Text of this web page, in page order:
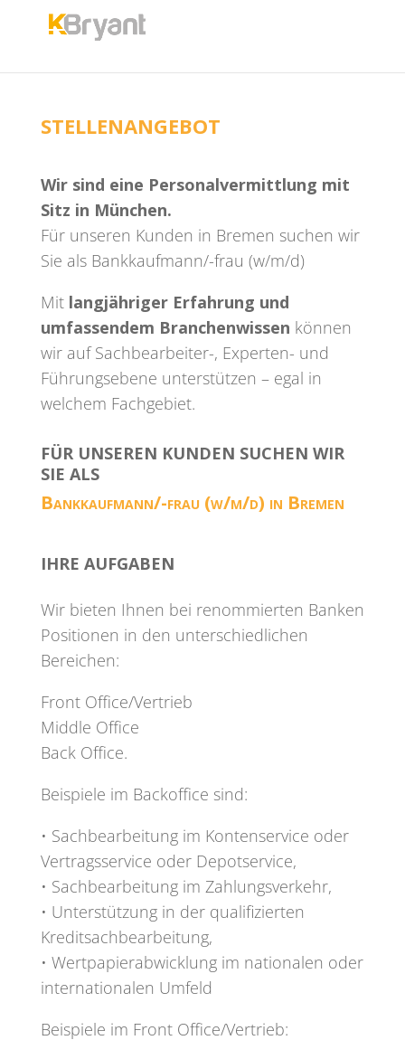
STELLENANGEBOT
Wir sind eine Personalvermittlung mit
Sitz in München.
Für unseren Kunden in Bremen suchen wir
Sie als Bankkaufmann/-frau (w/m/d)
Mit langjähriger Erfahrung und
umfassendem Branchenwissen können
wir auf Sachbearbeiter-, Experten- und
Führungsebene unterstützen – egal in
welchem Fachgebiet.
FÜR UNSEREN KUNDEN SUCHEN WIR
SIE ALS
Bankkaufmann/-frau (w/m/d) in Bremen
IHRE AUFGABEN
Wir bieten Ihnen bei renommierten Banken
Positionen in den unterschiedlichen
Bereichen:
Front Office/Vertrieb
Middle Office
Back Office.
Beispiele im Backoffice sind:
• Sachbearbeitung im Kontenservice oder
Vertragsservice oder Depotservice,
• Sachbearbeitung im Zahlungsverkehr,
• Unterstützung in der qualifizierten
Kreditsachbearbeitung,
• Wertpapierabwicklung im nationalen oder
internationalen Umfeld
Beispiele im Front Office/Vertrieb: